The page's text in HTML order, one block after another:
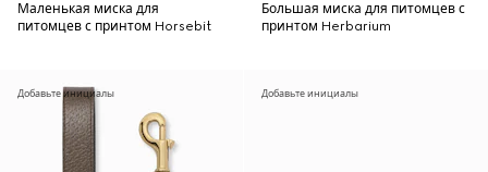
Маленькая миска для
питомцев с принтом Horsebit
Большая миска для питомцев с
принтом Herbarium
Добавьте инициалы Добавьте инициалы